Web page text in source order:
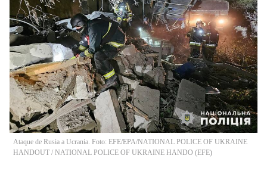
Ataque de Rusia a Ucrania. Foto: EFE/EPA/NATIONAL POLICE OF UKRAINE
HANDOUT / NATIONAL POLICE OF UKRAINE HANDO (EFE)